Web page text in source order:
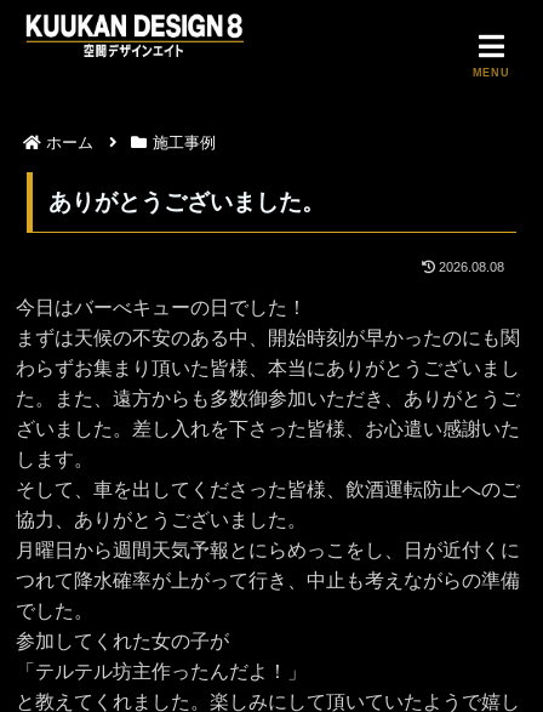
ホーム 施工事例
ありがとうございました。
2026.08.08
今日はバーべキューの日でした！
まずは天候の不安のある中、開始時刻が早かったのにも関
わらずお集まり頂いた皆様、本当にありがとうございまし
た。また、遠方からも多数御参加いただき、ありがとうご
ざいました。差し入れを下さった皆様、お心遣い感謝いた
します。
そして、車を出してくださった皆様、飲酒運転防止へのご
協力、ありがとうございました。
月曜日から週間天気予報とにらめっこをし、日が近付くに
つれて降水確率が上がって行き、中止も考えながらの準備
でした。
参加してくれた女の子が
「テルテル坊主作ったんだよ！」
と教えてくれました。楽しみにして頂いていたようで嬉し
MENU